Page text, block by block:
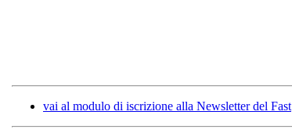
vai al modulo di iscrizione alla Newsletter del Fast